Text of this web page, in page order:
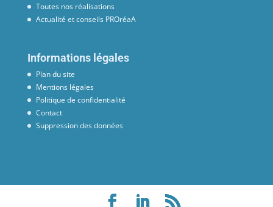
Toutes nos réalisations
Actualité et conseils PROréaA
Informations légales
Plan du site
Mentions légales
Politique de confidentialité
Contact
Suppression des données